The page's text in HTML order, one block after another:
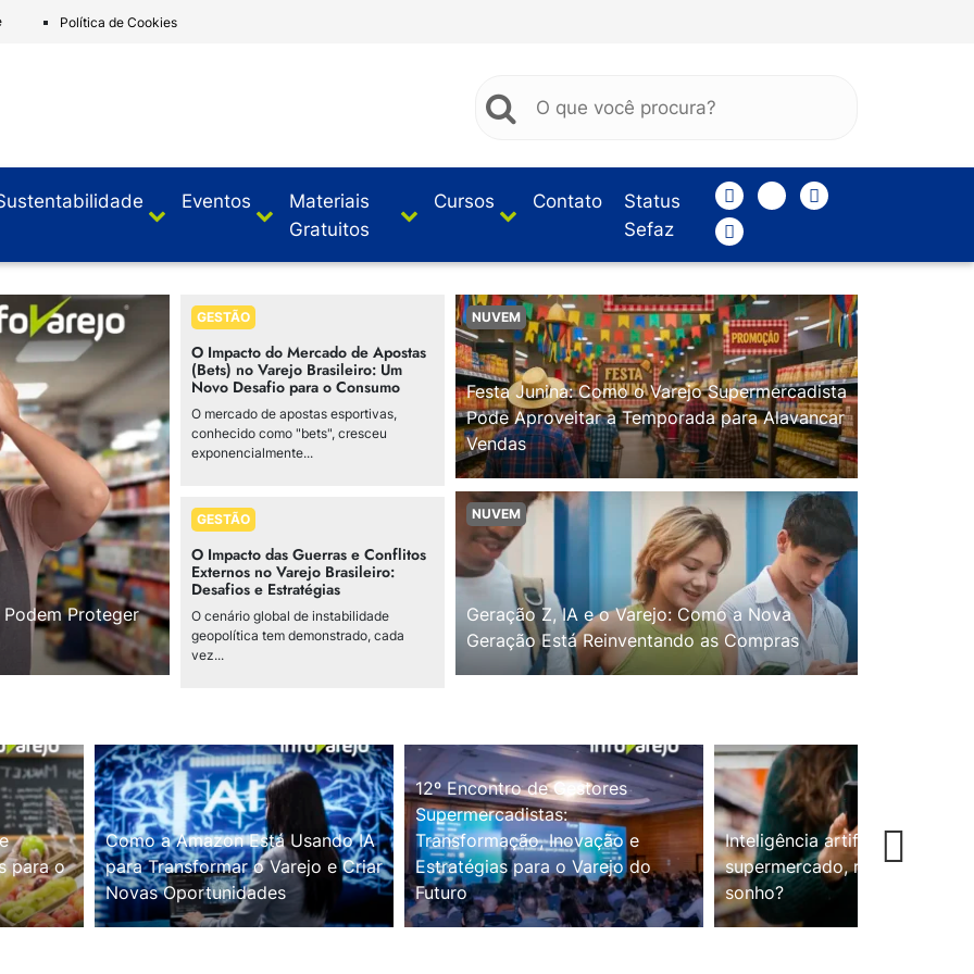
Política de Cookies
Eventos
Materiais
Gratuitos
Cursos Contato
Status
Sefaz
Proteger
GESTÃO
O Impacto do Mercado de Apostas
(Bets) no Varejo Brasileiro: Um
Novo Desafio para o Consumo
O mercado de apostas esportivas,
conhecido como "bets", cresceu
exponencialmente...
GESTÃO
O Impacto das Guerras e Conflitos
Externos no Varejo Brasileiro:
Desafios e Estratégias
O cenário global de instabilidade
geopolítica tem demonstrado, cada
vez...
NUVEM
Festa Junina: Como o Varejo Supermercadista
Pode Aproveitar a Temporada para Alavancar
Vendas
NUVEM
Geração Z, IA e o Varejo: Como a Nova
Geração Está Reinventando as Compras
para o
Como a Amazon Está Usando IA
para Transformar o Varejo e Criar
Novas Oportunidades
12º Encontro de Gestores
Supermercadistas:
Transformação, Inovação e
Estratégias para o Varejo do
Futuro
Inteligência artificial no
supermercado, realidade ou
sonho?